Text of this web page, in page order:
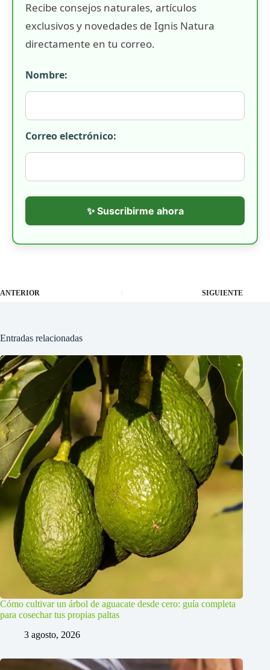
Recibe consejos naturales, artículos
exclusivos y novedades de Ignis Natura
directamente en tu correo.
Nombre:
Correo electrónico:
✨ Suscribirme ahora
ANTERIOR SIGUIENTE
Entradas relacionadas
Cómo cultivar un árbol de aguacate desde cero: guía completa
para cosechar tus propias paltas
3 agosto, 2026